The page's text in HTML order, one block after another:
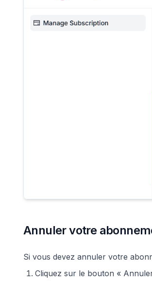
Annuler votre
Si vous devez annuler votre
Cliquez sur le bouton «